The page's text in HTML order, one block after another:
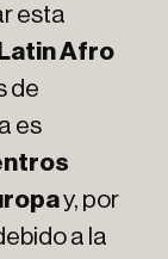
esta
Latin Afro
de
es
y, por
a la